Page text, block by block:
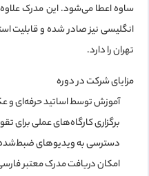
ساوهاعطا می‌شود. این مدرک
انگلیسی نیز صادر شده و قابلیت
تهران را دارد.
مزایای شرکت در دوره
آموزش توسط اساتید حرفه‌ای و
برگزاری کارگاه‌های عملی برای
دسترسی به ویدیوهای
امکان دریافت مدرک معتبر